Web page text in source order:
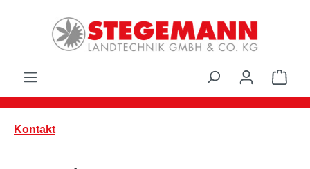
Zum Hauptinhalt springen
Kontakt